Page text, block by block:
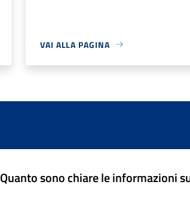
VAI ALLA PAGINA
Quanto sono chiare le informazioni